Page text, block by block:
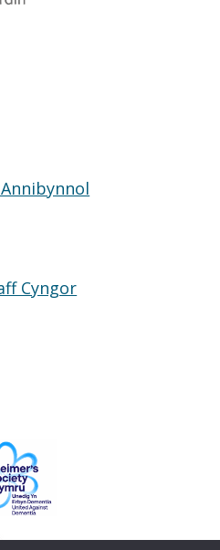
Cyngor